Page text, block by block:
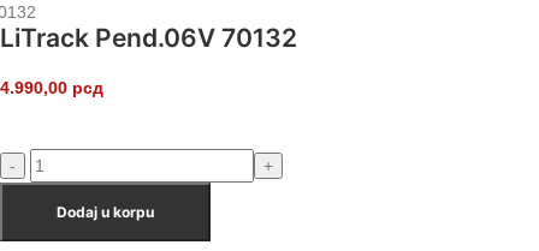
LiTrack Pend.06V 70132
4.990,00 рсд
Dodaj u korpu